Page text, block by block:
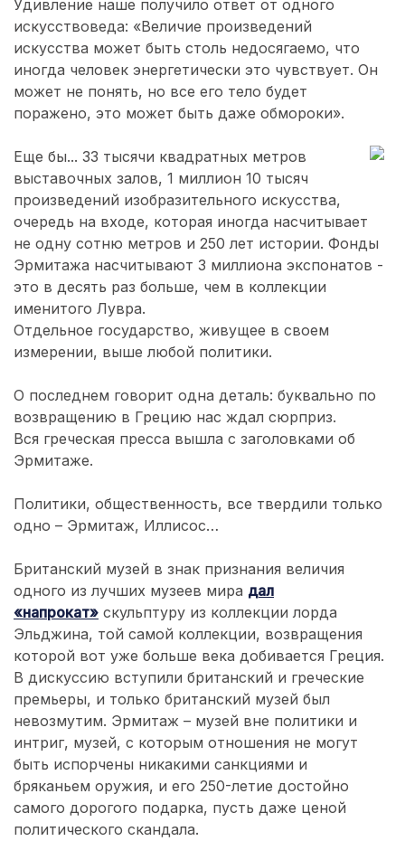
Удивление наше получило ответ от одного
искусствоведа: «Величие произведений
искусства может быть столь недосягаемо, что
иногда человек энергетически это чувствует. Он
может не понять, но все его тело будет
поражено, это может быть даже обмороки».
Еще бы... 33 тысячи квадратных метров
выставочных залов, 1 миллион 10 тысяч
произведений изобразительного искусства,
очередь на входе, которая иногда насчитывает
не одну сотню метров и 250 лет истории. Фонды
Эрмитажа насчитывают 3 миллиона экспонатов -
это в десять раз больше, чем в коллекции
именитого Лувра.
Отдельное государство, живущее в своем
измерении, выше любой политики.
О последнем говорит одна деталь: буквально по
возвращению в Грецию нас ждал сюрприз.
Вся греческая пресса вышла с заголовками об
Эрмитаже.
Политики, общественность, все твердили только
одно – Эрмитаж, Иллисос…
Британский музей в знак признания величия
одного из лучших музеев мира дал
«напрокат» скульптуру из коллекции лорда
Эльджина, той самой коллекции, возвращения
которой вот уже больше века добивается Греция.
В дискуссию вступили британский и греческие
премьеры, и только британский музей был
невозмутим. Эрмитаж – музей вне политики и
интриг, музей, с которым отношения не могут
быть испорчены никакими санкциями и
бряканьем оружия, и его 250-летие достойно
самого дорогого подарка, пусть даже ценой
политического скандала.